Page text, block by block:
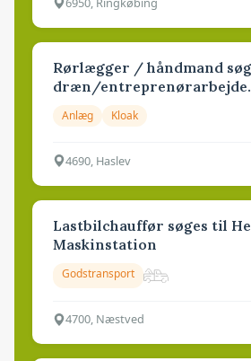
Rørlægger / håndmand
dræn/entreprenørarbejde.
Anlæg Kloak
4690, Haslev
Lastbilchauffør søges til
Maskinstation
Godstransport
4700, Næstved